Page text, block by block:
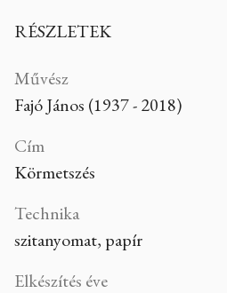
RÉSZLETEK
Művész
Fajó János (1937 - 2018)
Cím
Körmetszés
Technika
szitanyomat, papír
Elkészítés éve